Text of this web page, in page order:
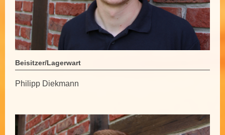
Beisitzer/Lagerwart
Philipp Diekmann